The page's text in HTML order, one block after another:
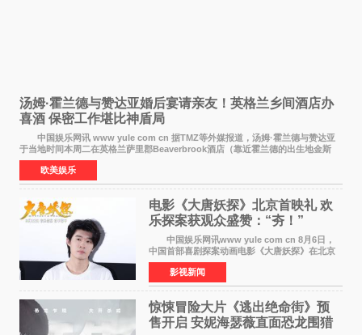
汤姆·霍兰德与赞达亚婚后宴请亲友！英格兰乡间酒店办
喜酒 保密工作堪比神盾局
中国娱乐网讯 www yule com cn 据TMZ等外媒报道，汤姆·霍兰德与赞达亚
于当地时间本周二在英格兰萨里郡Beaverbrook酒店（靠近霍兰德的出生地金斯
顿）举办婚宴，邀请家人与朋友们喝喜酒，庆祝
欧美娱乐
电影《大唐妖探》北京首映礼 欢
乐探案获观众盛赞：“夯！”
中国娱乐网讯www yule com cn 8月6日，
中国首部喜剧探案动画电影《大唐妖探》在北京
举办电影首映礼。导演程腾、联合导演黄珉、总
制片人曹紫建、制片人李莹莹，配音导演张喆，
对白指导程寅，领
影视新闻
惊悚冒险大片《逃出绝命街》预
售开启 安妮海瑟薇直面恐龙围猎